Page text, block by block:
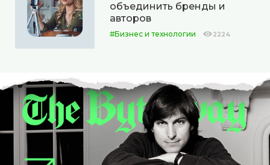
объединить бренды и
авторов
#Бизнес и технологии 2224